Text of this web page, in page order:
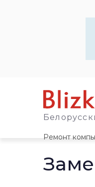
Ремонт